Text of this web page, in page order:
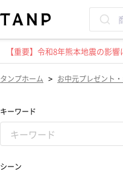
【重要】令和8年熊本地震の影
タンプホーム > お中元プレゼント
キーワード
シーン